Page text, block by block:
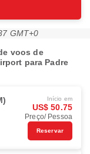
GMT+0
voos de
para Padre
Início em
US$ 50.75
Preço/ Pessoa
Reservar